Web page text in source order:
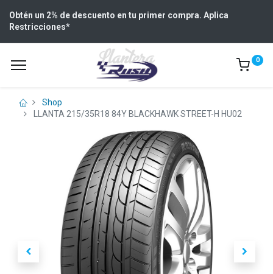
Obtén un 2% de descuento en tu primer compra. Aplica
Restricciones*
0
Shop
LLANTA 215/35R18 84Y BLACKHAWK STREET-H HU02